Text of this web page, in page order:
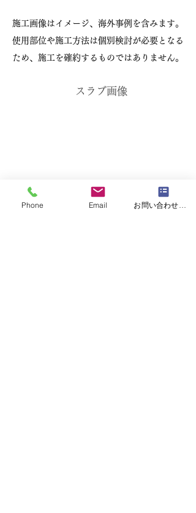
施工画像はイメージ、海外事例を含みます。
使用部位や施工方法は個別検討が必要となる
ため、施工を確約するものではありません。
スラブ画像
Phone Email